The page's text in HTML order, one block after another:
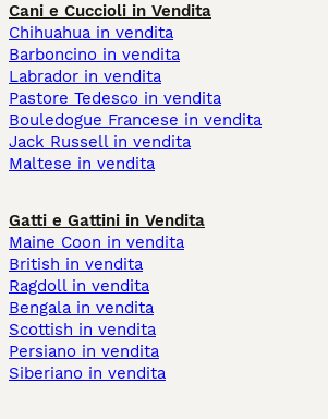
Cani e Cuccioli in Vendita
Chihuahua in vendita
Barboncino in vendita
Labrador in vendita
Pastore Tedesco in vendita
Bouledogue Francese in vendita
Jack Russell in vendita
Maltese in vendita
Gatti e Gattini in Vendita
Maine Coon in vendita
British in vendita
Ragdoll in vendita
Bengala in vendita
Scottish in vendita
Persiano in vendita
Siberiano in vendita